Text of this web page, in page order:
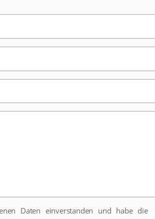
Daten einverstanden und habe die